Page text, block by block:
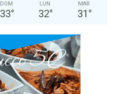
DOM
33°
LUN
32°
MAR
31 °